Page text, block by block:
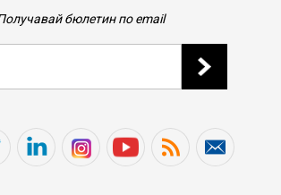
бюлетин по email